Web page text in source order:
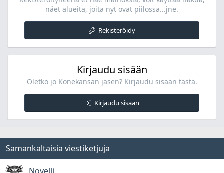
näet alueita, joita nyt ovat piilossa...jne.
Rekisteröidy
Kirjaudu sisään
Oletko jo Konekansan jäsen? Kirjaudu sisään tästä.
Kirjaudu sisään
Samankaltaisia viestiketjuja
Novelli